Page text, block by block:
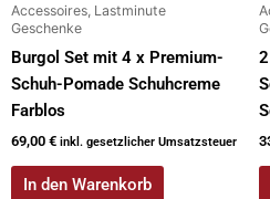
Accessoires, Lastminute
Geschenke
Burgol Set mit 4 x Premium-
Schuh-Pomade Schuhcreme
Farblos
69,00 € inkl. gesetzlicher Umsatzsteuer
In den Warenkorb